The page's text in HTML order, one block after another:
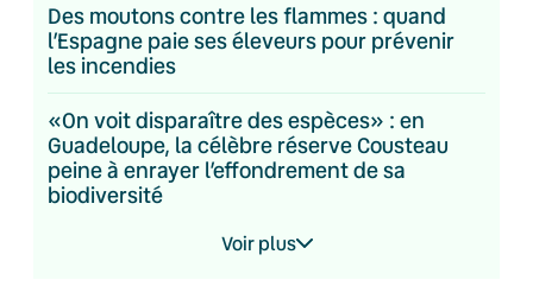
Des moutons contre les flammes : quand
l’Espagne paie ses éleveurs pour prévenir
les incendies
«On voit disparaître des espèces» : en
Guadeloupe, la célèbre réserve Cousteau
peine à enrayer l’effondrement de sa
biodiversité
Voir plus